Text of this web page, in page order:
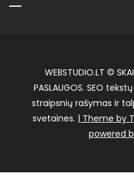
WEBSTUDIO.LT ©
PASLAUGOS. SEO
straipsnių rašymas ir
svetaines. | Theme by
powered